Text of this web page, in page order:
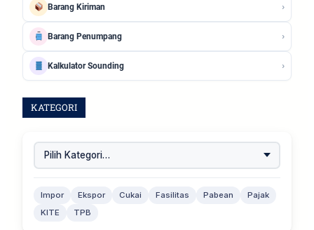
Barang Kiriman ›
Barang Penumpang ›
Kalkulator Sounding ›
KATEGORI
Impor Ekspor Cukai Fasilitas Pabean
Pajak
KITE
TPB